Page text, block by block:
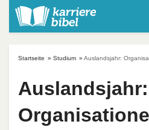
Startseite » Studium » Auslandsjahr:
Auslandsjahr: